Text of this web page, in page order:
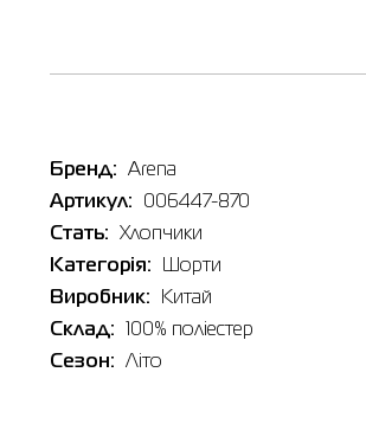
Бренд:
Arena
Артикул:
006447-870
Стать:
Хлопчики
Категорія:
Шорти
Виробник:
Китай
Склад:
100% поліестер
Сезон:
Літо